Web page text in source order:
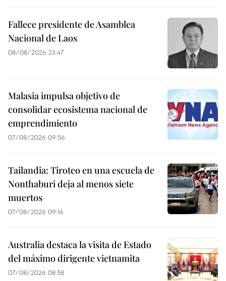
Fallece presidente de Asamblea
Nacional de Laos
08/08/2026 23:47
Malasia impulsa objetivo de
consolidar ecosistema nacional de
emprendimiento
07/08/2026 09:56
Tailandia: Tiroteo en una escuela de
Nonthaburi deja al menos siete
muertos
07/08/2026 09:16
Australia destaca la visita de Estado
del máximo dirigente vietnamita
07/08/2026 08:58